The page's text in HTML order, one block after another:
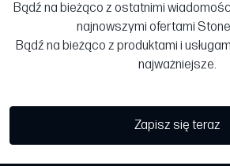
Bądź na bieżąco z ostatnimi
najnowszymi ofertami
Bądź na bieżąco z produktami i
najważniejsze.
Zapisz się teraz